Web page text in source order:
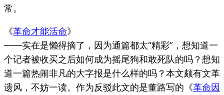
常。
《革命才能活命》
——实在是懒得摘了，因为通篇都太“精彩”，想知道一
个记者被收买之后如何成为摇尾狗和敢死队的吗？想知
道一篇热闹非凡的大字报是什么样的吗？本文颇有文革
遗风，不妨一读。作为反驳此文的是董路写的《革命因